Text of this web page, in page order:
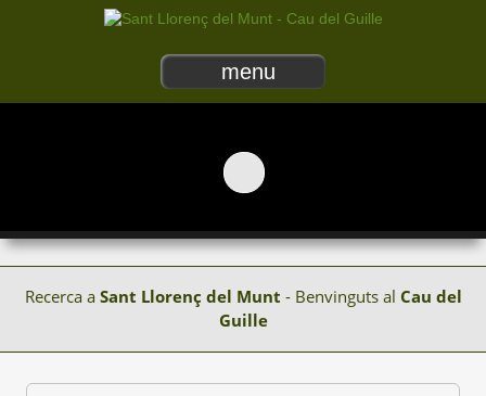
menu
Recerca a Sant Llorenç del Munt - Benvinguts al Cau del
Guille